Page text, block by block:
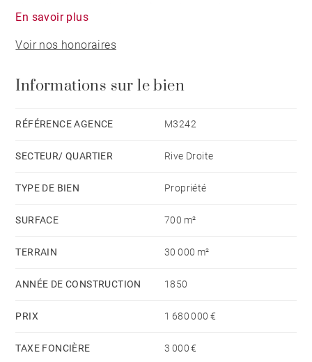
La propriété comprend une seconde maison (ancien
chai entièrement réaménagé) avec cinq chambres,
qu'un appartement indépendant de 170 m².
ensemble.
calme avec une vue dominant les vignes.
En savoir plus
Voir nos honoraires
Informations sur le bien
RÉFÉRENCE AGENCE M3242
SECTEUR/ QUARTIER Rive Droite
TYPE DE BIEN Propriété
SURFACE 700 m²
TERRAIN 30 000 m²
ANNÉE DE CONSTRUCTION 1850
PRIX 1 680 000 €
TAXE FONCIÈRE 3 000 €